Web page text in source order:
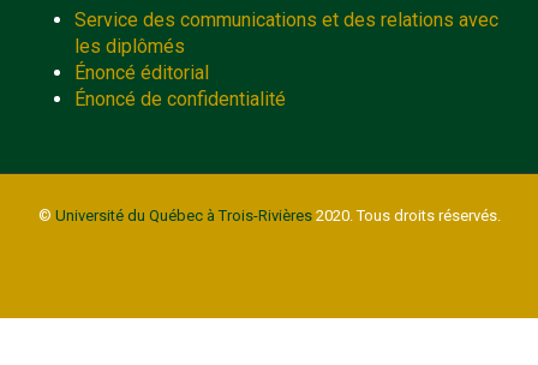
Service des communications et des relations avec
les diplômés
Énoncé éditorial
Énoncé de confidentialité
© Université du Québec à Trois-Rivières2020. Tous droits réservés.